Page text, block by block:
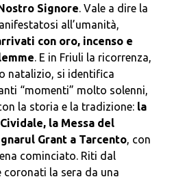
Signore. Vale a dire la
all’umanità,
con oro, incenso e
. E in Friuli la ricorrenza,
natalizio, si identifica
“momenti” molto solenni,
la storia e la tradizione: la
la Messa del
Grant a Tarcento, con
cominciato. Riti dal
la sera da una